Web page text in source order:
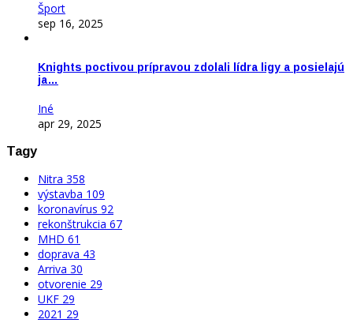
Šport
sep 16, 2025
Knights poctivou prípravou zdolali lídra ligy a posielajú
ja…
Iné
apr 29, 2025
Tagy
Nitra 358
výstavba 109
koronavírus 92
rekonštrukcia 67
MHD 61
doprava 43
Arriva 30
otvorenie 29
UKF 29
2021 29